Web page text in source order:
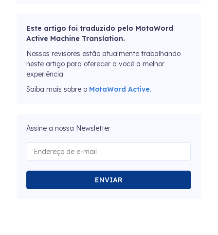
Este artigo foi traduzido pelo MotaWord
Active Machine Translation.
Nossos revisores estão atualmente trabalhando
neste artigo para oferecer a você a melhor
experiência.
Saiba mais sobre o MotaWord Active.
Assine a nossa Newsletter
ENVIAR